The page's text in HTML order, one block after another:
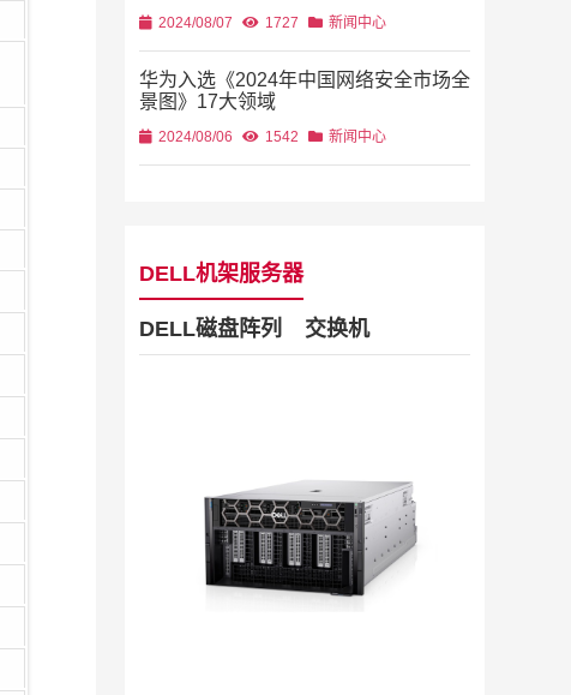
2024/08/07 1727 新闻中心
华为入选《2024年中国网络安全市场全
景图》17大领域
2024/08/06 1542 新闻中心
DELL机架服务器
DELL磁盘阵列 交换机